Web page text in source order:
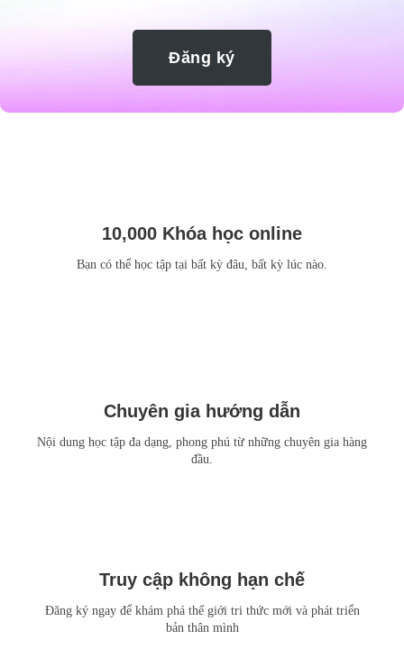
Đăng ký
10,000 Khóa học online
Bạn có thể học tập tại bất kỳ đâu, bất kỳ lúc nào.
Chuyên gia hướng dẫn
Nội dung học tập đa dạng, phong phú từ những chuyên gia hàng
đầu.
Truy cập không hạn chế
Đăng ký ngay để khám phá thế giới tri thức mới và phát triển
bản thân mình